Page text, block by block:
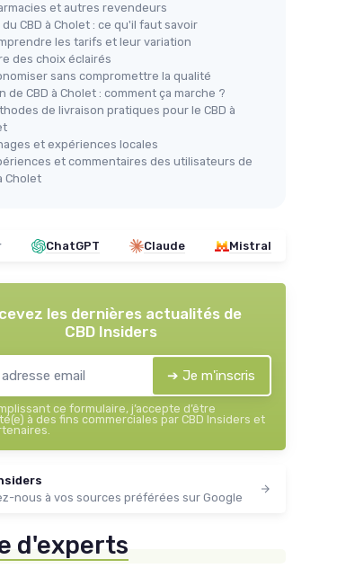
et autres revendeurs
CBD à Cholet : ce qu'il faut savoir
les tarifs et leur variation
des choix éclairés
sans compromettre la qualité
de CBD à Cholet : comment ça marche ?
de livraison pratiques pour le CBD à
et expériences locales
et commentaires des utilisateurs de
Cholet
ChatGPT Claude Mistral
les dernières actualités de
CBD Insiders
➔ Je m'inscris
ce formulaire, j’accepte d’être
à des fins commerciales par CBD Insiders et
nous à vos sources préférées sur Google
d'experts